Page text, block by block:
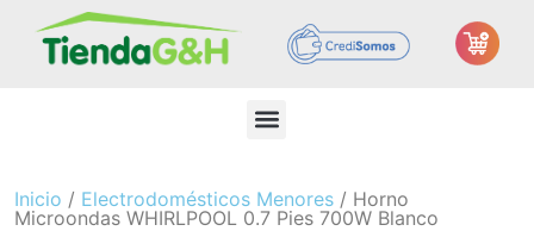
Inicio / Electrodomésticos Menores / Horno
Microondas WHIRLPOOL 0.7 Pies 700W Blanco